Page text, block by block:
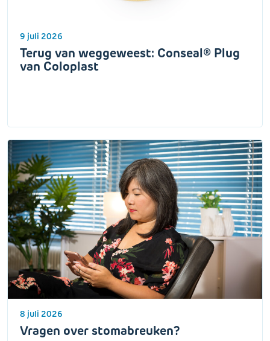
9 juli 2026
Terug van weggeweest: Conseal® Plug
van Coloplast
8 juli 2026
Vragen over stomabreuken?